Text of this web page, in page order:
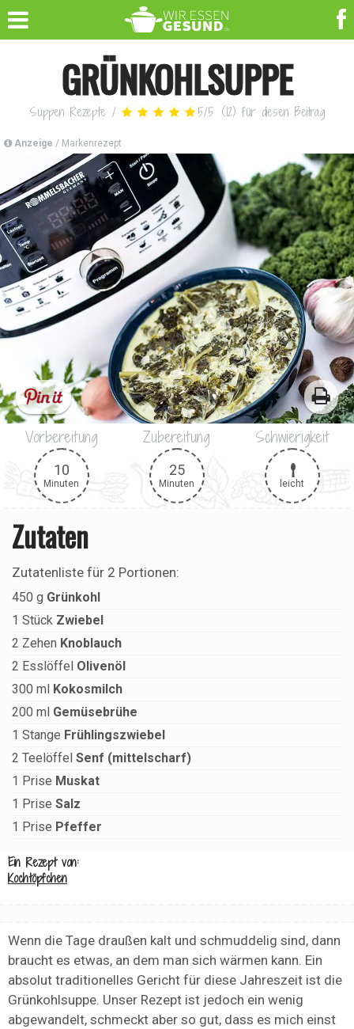
GRÜNKOHLSUPPE
Suppen Rezepte/ 5/5 (12) für diesen Beitrag
Anzeige / Markenrezept
Vorbereitung
10
Minuten
Zubereitung
25
Minuten
Schwierigkeit
leicht
Zutaten
Zutatenliste für 2 Portionen:
450 g Grünkohl
1 Stück Zwiebel
2 Zehen Knoblauch
2 Esslöffel Olivenöl
300 ml
Kokosmilch
200 ml Gemüsebrühe
1 Stange Frühlingszwiebel
2 Teelöffel Senf (mittelscharf)
1 Prise Muskat
1 Prise Salz
1 Prise Pfeffer
Ein Rezept von:
Kochtöpfchen
Wenn die Tage draußen kalt und schmuddelig sind, dann
braucht es etwas, an dem man sich wärmen kann. Ein
absolut traditionelles Gericht für diese Jahreszeit ist die
Grünkohlsuppe. Unser Rezept ist jedoch ein wenig
abgewandelt, schmeckt aber so gut, dass es mich einst